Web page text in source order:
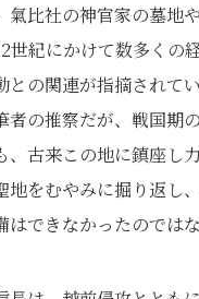
氣比社の神官家の墓地
世紀にかけて数多くの
の関連が指摘されてい
者の推察だが、戦国期
、古来この地に鎮座し
地をむやみに掘り返し
はできなかったのでは